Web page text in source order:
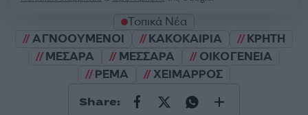
Τοπικά Νέα
ΑΓΝΟΟΥΜΕΝΟΙ
ΚΑΚΟΚΑΙΡΙΑ
ΚΡΗΤΗ
ΜΕΣΑΡΑ
ΜΕΣΣΑΡΑ
ΟΙΚΟΓΕΝΕΙΑ
ΡΕΜΑ
ΧΕΙΜΑΡΡΟΣ
Share: